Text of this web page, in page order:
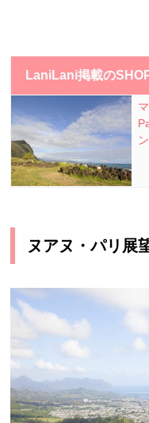
LaniLani掲載の
ヌアヌ・パリ展